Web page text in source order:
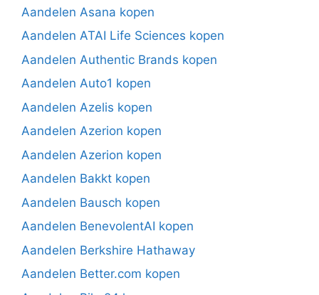
Aandelen Asana kopen
Aandelen ATAI Life Sciences kopen
Aandelen Authentic Brands kopen
Aandelen Auto1 kopen
Aandelen Azelis kopen
Aandelen Azerion kopen
Aandelen Azerion kopen
Aandelen Bakkt kopen
Aandelen Bausch kopen
Aandelen BenevolentAI kopen
Aandelen Berkshire Hathaway
Aandelen Better.com kopen